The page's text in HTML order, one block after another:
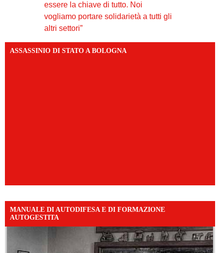
essere la chiave di tutto. Noi
vogliamo portare solidarietà a tutti gli
altri settori”
ASSASSINIO DI STATO A BOLOGNA
MANUALE DI AUTODIFESA E DI FORMAZIONE
AUTOGESTITA